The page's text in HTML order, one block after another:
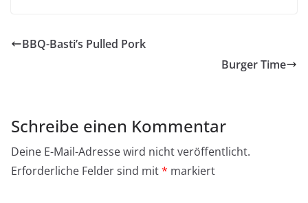
BBQ-Basti’s Pulled Pork
Burger Time
Schreibe einen Kommentar
Deine E-Mail-Adresse wird nicht veröffentlicht.
Erforderliche Felder sind mit* markiert